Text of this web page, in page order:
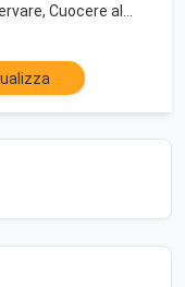
Cuocere al
Microonde,
Set da 6